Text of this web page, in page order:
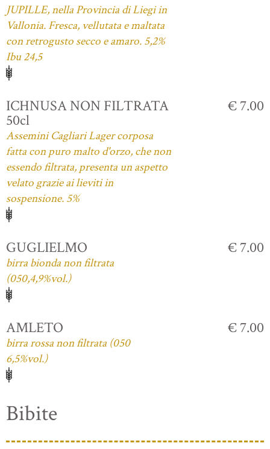
JUPILLE, nella Provincia di Liegi in
Vallonia. Fresca, vellutata e maltata
con retrogusto secco e amaro. 5,2%
Ibu 24,5
ICHNUSA NON FILTRATA
50cl
Assemini Cagliari Lager corposa
fatta con puro malto d'orzo, che non
essendo filtrata, presenta un aspetto
velato grazie ai lieviti in
sospensione. 5%
€ 7.00
GUGLIELMO
birra bionda non filtrata
(050,4,9%vol.)
€ 7.00
AMLETO
birra rossa non filtrata (050
6,5%vol.)
€ 7.00
Bibite